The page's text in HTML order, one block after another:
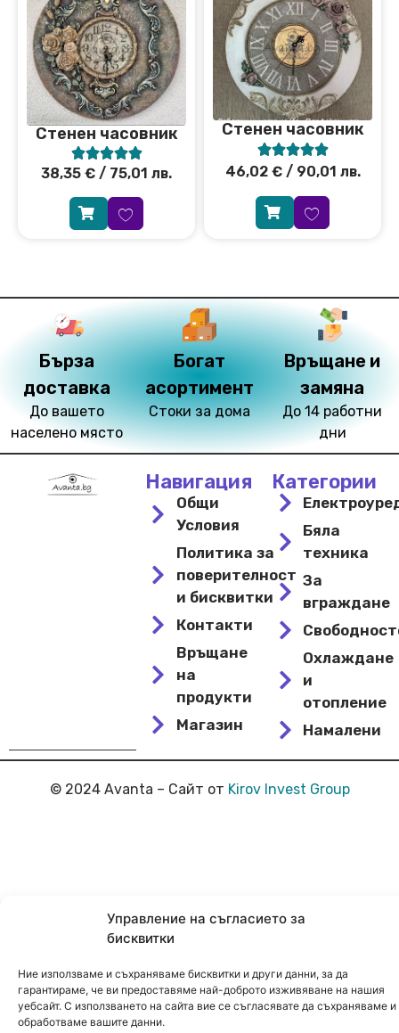
Управление на съгласието за
бисквитки
Ние използваме и съхраняваме бисквитки и други данни, за да
гарантираме, че ви предоставяме най-доброто изживяване на нашия
уебсайт. С използването на сайта вие се съгласявате да съхраняваме и
обработваме вашите данни.
Стенен часовник

38,35 € / 75,01 лв.
Стенен часовник

46,02 €/ 90,01 лв.
Бърза
доставка
До вашето
населено място
Богат
асортимент
Стоки за дома
Връщане и
замяна
До 14 работни
дни
Навигация
Общи
Условия
Политика за
поверителност
и бисквитки
Контакти
Връщане
на
продукти
Магазин
Категории
Бяла
техника
За
вграждане
Охлаждане
и
отопление
Намалени
© 2024 Avanta – Сайт от Kirov Invest Group